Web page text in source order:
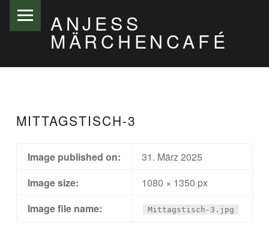
ANJESS
MÄRCHENCAFÉ
MITTAGSTISCH-3
Image published on:
31. März 2025
Image size:
1080 × 1350 px
Image file name:
Mittagstisch-3.jpg